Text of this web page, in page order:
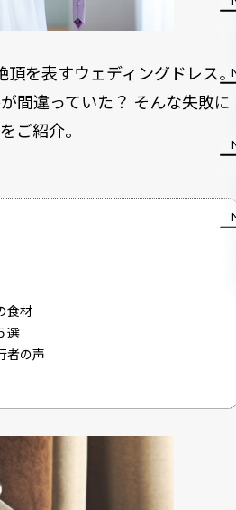
頂を表すウェディングドレス。
間違っていた？ そんな失敗に
ご紹介。
食材
選
者の声